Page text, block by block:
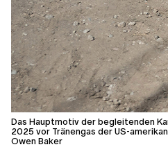
Das Hauptmotiv der begleitenden
2025 vor Tränengas der US-
Owen Baker